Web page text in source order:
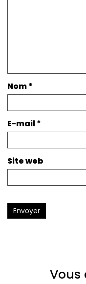
Nom*
E-mail*
Site web
Envoyer
Vous